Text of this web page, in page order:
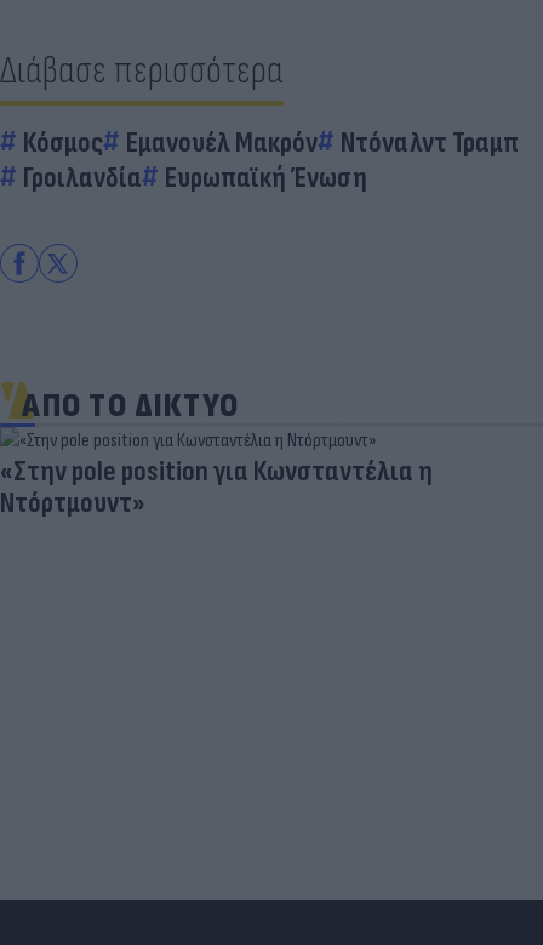
Διάβασε περισσότερα
Κόσμος Εμανουέλ Μακρόν
Ντόναλντ Τραμπ
Γροιλανδία
Ευρωπαϊκή Ένωση
ΑΠΟ ΤΟ ΔΙΚΤΥΟ
«Στην pole position για Κωνσταντέλια η
Ντόρτμουντ»